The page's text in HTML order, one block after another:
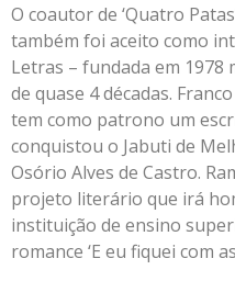
O coautor de ‘Quatro
também foi aceito como
Letras – fundada em 1978
de quase 4 décadas.
tem como patrono um
conquistou o Jabuti de
Osório Alves de Castro.
projeto literário que irá
instituição de ensino
romance ‘E eu fiquei com